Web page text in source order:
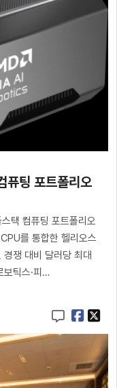
퓨팅 포트폴리오
택 컴퓨팅 포트폴리오
를 통합한 헬리오스
쟁 대비 달러당 최대
보틱스·피…